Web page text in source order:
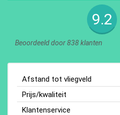
9.2
Beoordeeld door 838 klanten
Afstand tot vliegveld
Prijs/kwaliteit
Klantenservice